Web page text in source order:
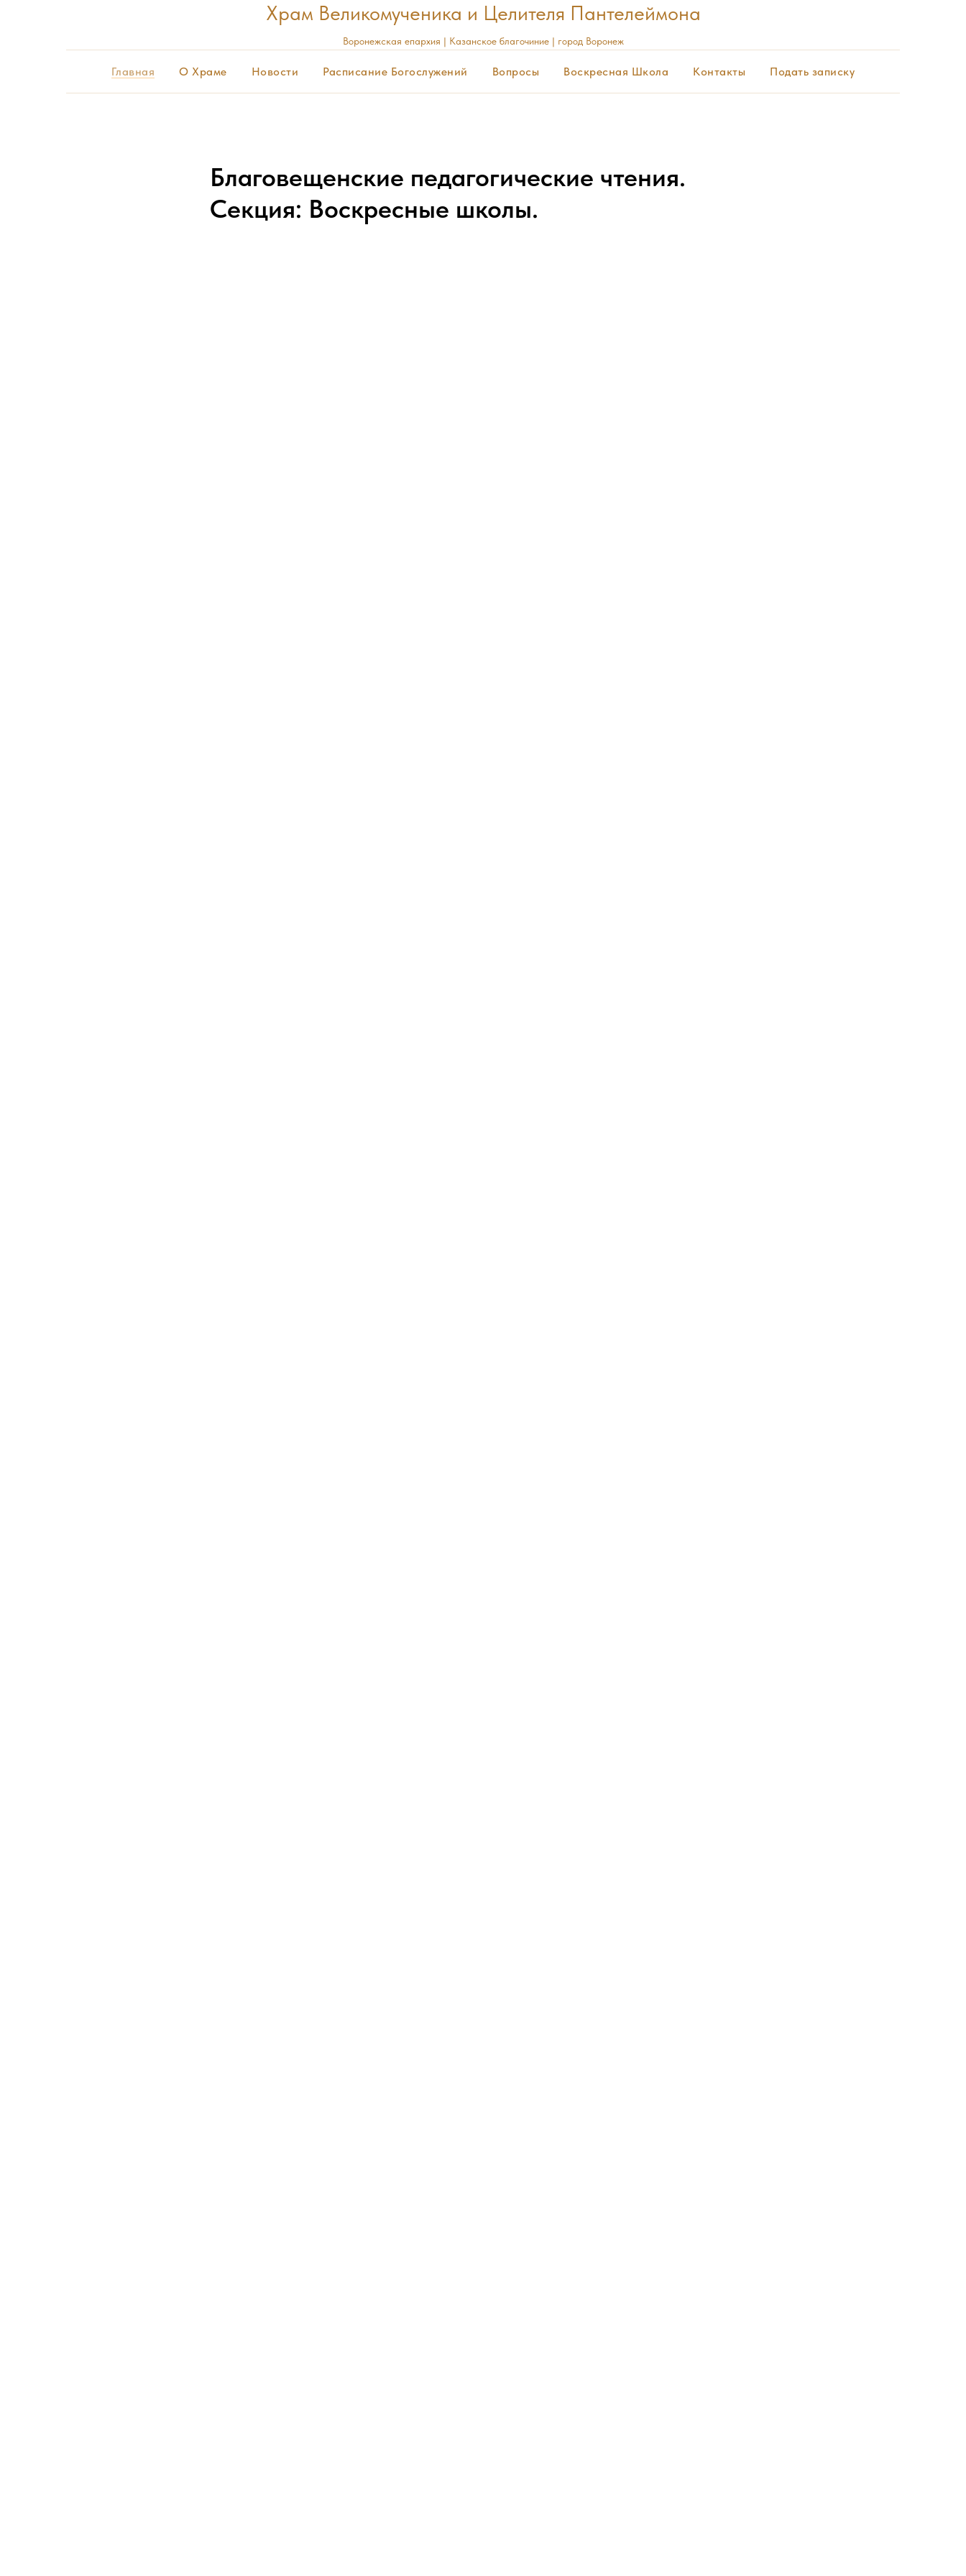
Храм Великомученика и Целителя Пантелеймона
Воронежская епархия | Казанское благочиние | город Воронеж
Главная О Храме Новости Расписание Богослужений Вопросы Воскресная Школа Контакты Подать записку
Благовещенские педагогические чтения.
Секция: Воскресные школы.